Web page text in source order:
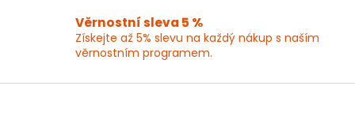
s
u
Věrnostní sleva 5 %
Získejte až 5% slevu na každý nákup s naším
věrnostním programem.
Z